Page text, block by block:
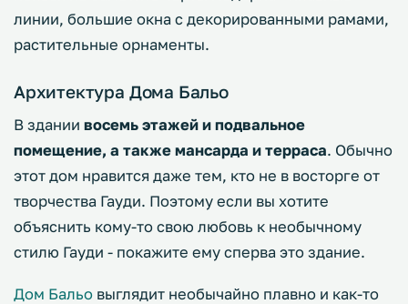
линии, большие окна с декорированными рамами,
растительные орнаменты.
Архитектура Дома Бальо
В здании восемь этажей и подвальное
помещение, а также мансарда и терраса. Обычно
этот дом нравится даже тем, кто не в восторге от
творчества Гауди. Поэтому если вы хотите
объяснить кому-то свою любовь к необычному
стилю Гауди - покажите ему сперва это здание.
Дом Бальо выглядит необычайно плавно и как-то